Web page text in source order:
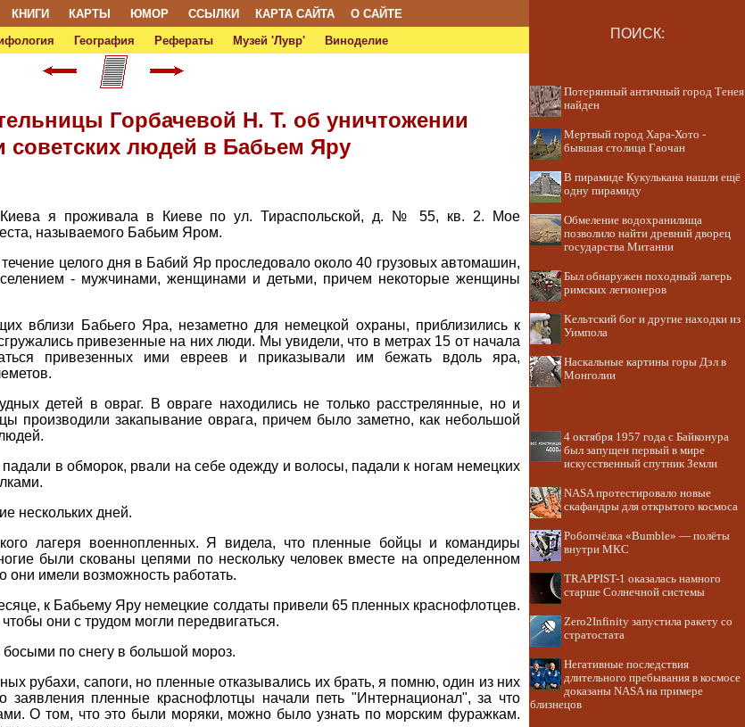
КНИГИ КАРТЫ ЮМОР ССЫЛКИ КАРТА САЙТА
О САЙТЕ
География Рефераты Музей 'Лувр' Виноделие ПОИСК:
Горбачевой Н. Т. об уничтожении
советских людей в Бабьем Яру
Киева я проживала в Киеве по ул. Тираспольской, д. № 55, кв. 2. Мое
называемого Бабьим Яром.
течение целого дня в Бабий Яр проследовало около 40 грузовых автомашин,
- мужчинами, женщинами и детьми, причем некоторые женщины
вблизи Бабьего Яра, незаметно для немецкой охраны, приблизились к
привезенные на них люди. Мы увидели, что в метрах 15 от начала
привезенных ими евреев и приказывали им бежать вдоль яра,
детей в овраг. В овраге находились не только расстрелянные, но и
производили закапывание оврага, причем было заметно, как небольшой
в обморок, рвали на себе одежду и волосы, падали к ногам немецких
нескольких дней.
лагеря военнопленных. Я видела, что пленные бойцы и командиры
были скованы цепями по нескольку человек вместе на определенном
они имели возможность работать.
к Бабьему Яру немецкие солдаты привели 65 пленных краснофлотцев.
они с трудом могли передвигаться.
по снегу в большой мороз.
рубахи, сапоги, но пленные отказывались их брать, я помню, один из них
заявления пленные краснофлотцы начали петь "Интернационал", за что
О том, что это были моряки, можно было узнать по морским фуражкам.
Потерянный античный город Тенея
найден
Мертвый город Хара-Хото -
бывшая столица Гаочан
В пирамиде Кукулькана нашли ещё
одну пирамиду
Обмеление водохранилища
позволило найти древний дворец
государства Митанни
Был обнаружен походный лагерь
римских легионеров
Кельтский бог и другие находки из
Уимпола
Наскальные картины горы Дэл в
Монголии
4 октября 1957 года с Байконура
был запущен первый в мире
искусственный спутник Земли
NASA протестировало новые
скафандры для открытого космоса
Робопчёлка «Bumble» — полёты
внутри МКС
TRAPPIST-1 оказалась намного
старше Солнечной системы
Zero2Infinity запустила ракету со
стратостата
Негативные последствия
длительного пребывания в космосе
доказаны NASA на примере
близнецов